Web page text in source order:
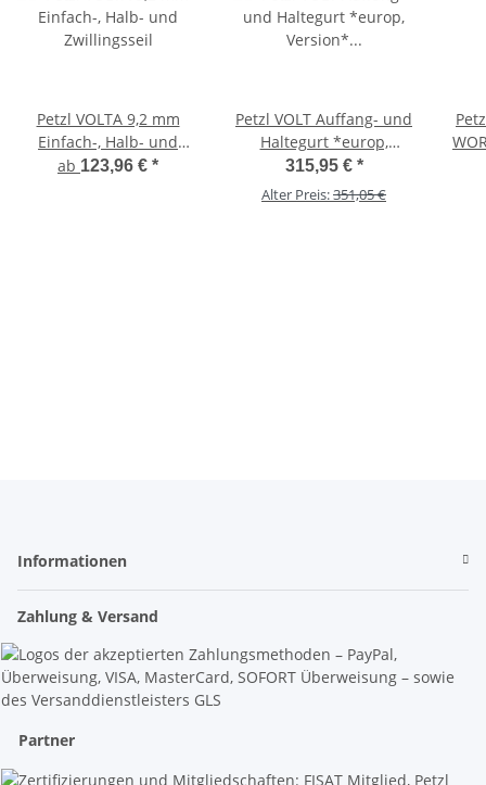
Petzl VOLTA 9,2 mm
Einfach-, Halb- und
Zwillingsseil
ab 123,96 € *
Petzl VOLT Auffang- und
Haltegurt *europ,
Version*
+++EINZELSTÜCK+++
315,95 € *
Alter Preis:351,05 €
Informationen
Zahlung & Versand
Partner